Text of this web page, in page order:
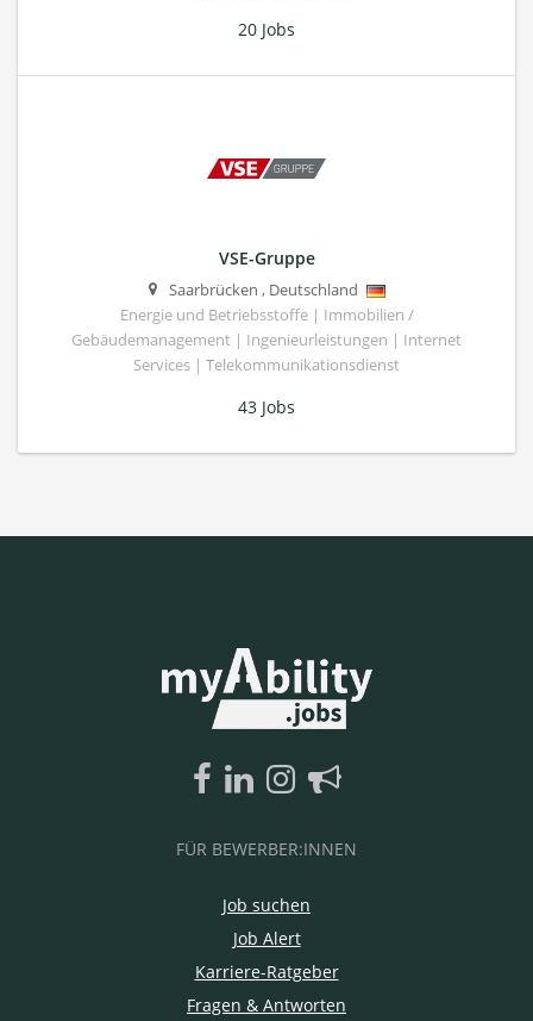
20 Jobs
VSE-Gruppe
Saarbrücken , Deutschland
Energie und Betriebsstoffe | Immobilien /
Gebäudemanagement | Ingenieurleistungen | Internet
Services | Telekommunikationsdienst
43 Jobs
FÜR BEWERBER:INNEN
Job suchen
Job Alert
Karriere-Ratgeber
Fragen & Antworten